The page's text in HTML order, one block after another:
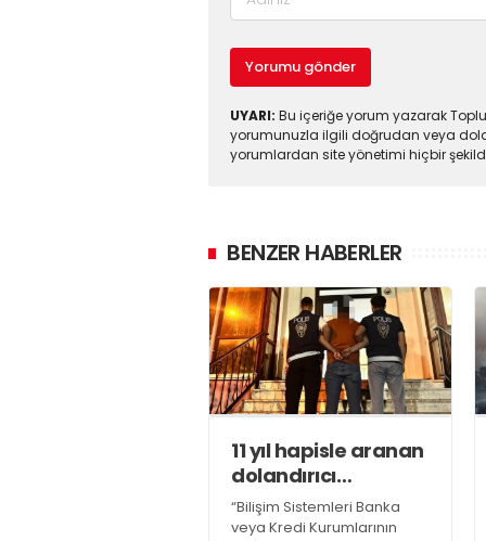
Yorumu gönder
UYARI: Bu içeriğe yorum yazarak
yorumunuzla ilgili doğrudan veya
yorumlardan site yönetimi hiçbir
BENZER HABERLER
11 yıl hapisle aranan
dolandırıcı
yakalandı
“Bilişim Sistemleri Banka
veya Kredi Kurumlarının